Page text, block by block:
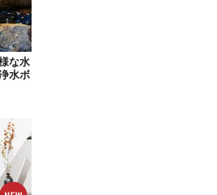
はわずか40×32×23cmとコンパクト
ために必要なポールはカーボンファ
ても2.9kgと、重量もアウトドア仕様
防水生地
季節を問わず過酷な環境でも使用で
。
個限定
な水
水ボ